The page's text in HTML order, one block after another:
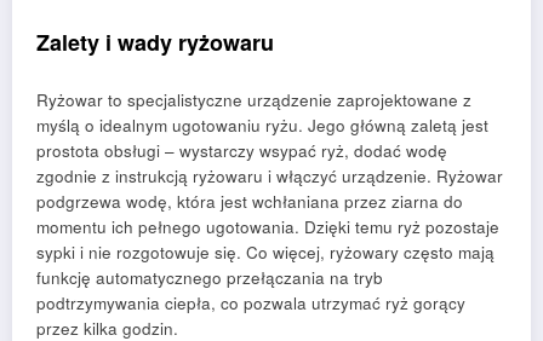
Zalety i wady ryżowaru
Ryżowar to specjalistyczne urządzenie zaprojektowane z
myślą o idealnym ugotowaniu ryżu. Jego główną zaletą jest
prostota obsługi – wystarczy wsypać ryż, dodać wodę
zgodnie z instrukcją ryżowaru i włączyć urządzenie. Ryżowar
podgrzewa wodę, która jest wchłaniana przez ziarna do
momentu ich pełnego ugotowania. Dzięki temu ryż pozostaje
sypki i nie rozgotowuje się. Co więcej, ryżowary często mają
funkcję automatycznego przełączania na tryb
podtrzymywania ciepła, co pozwala utrzymać ryż gorący
przez kilka godzin.